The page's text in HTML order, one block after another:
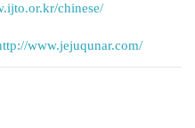
chinese/
www.jejuqunar.com/